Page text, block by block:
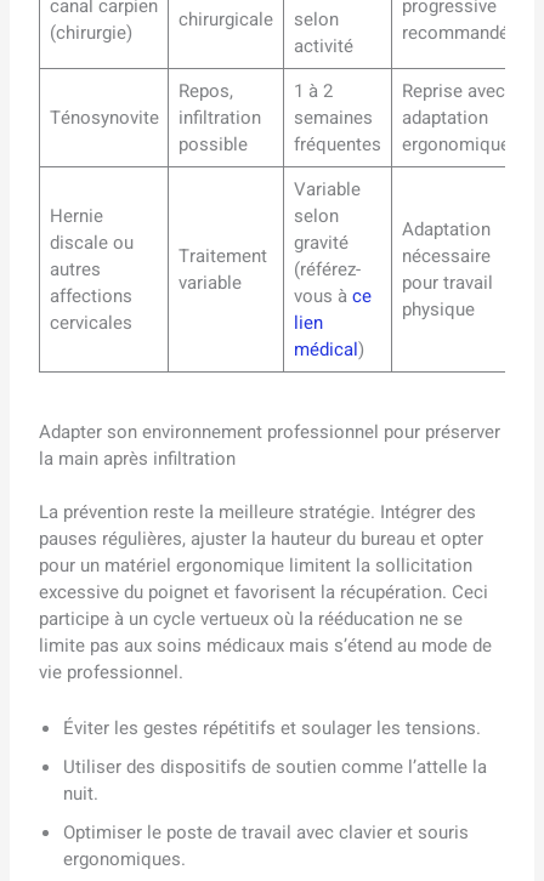
canal carpien
(chirurgie)
chirurgicale
selon
activité
progressive
recommandée
Ténosynovite
Repos,
infiltration
possible
1 à 2
semaines
fréquentes
Reprise avec
adaptation
ergonomique
Hernie
discale ou
autres
affections
cervicales
Traitement
variable
Variable
selon
gravité
(référez-
vous àce
lien
médical)
Adaptation
nécessaire
pour travail
physique
Adapter son environnement professionnel pour préserver
la main après infiltration
La prévention reste la meilleure stratégie. Intégrer des
pauses régulières, ajuster la hauteur du bureau et opter
pour un matériel ergonomique limitent la sollicitation
excessive du poignet et favorisent la récupération. Ceci
participe à un cycle vertueux où la rééducation ne se
limite pas aux soins médicaux mais s’étend au mode de
vie professionnel.
Éviter les gestes répétitifs et soulager les tensions.
Utiliser des dispositifs de soutien comme l’attelle la
nuit.
Optimiser le poste de travail avec clavier et souris
ergonomiques.